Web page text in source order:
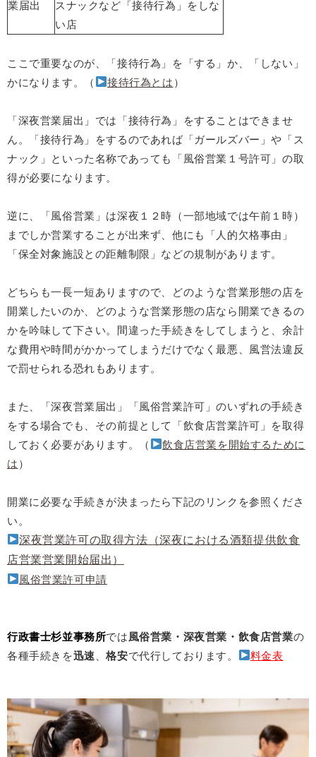
業届出
スナックなど「接待行為」をしな
い店
ここで重要なのが、「接待行為」を「する」か、「しない」
かになります。（
接待行為とは ）
「深夜営業届出」では「接待行為」をすることはできませ
ん。「接待行為」をするのであれば「ガールズバー」や「ス
ナック」といった名称であっても「風俗営業１号許可」の取
得が必要になります。
逆に、「風俗営業」は深夜１２時（一部地域では午前１時）
までしか営業することが出来ず、他にも「人的欠格事由」
「保全対象施設との距離制限」などの規制があります。
どちらも一長一短ありますので、どのような営業形態の店を
開業したいのか、どのような営業形態の店なら開業できるの
かを吟味して下さい。間違った手続きをしてしまうと、余計
な費用や時間がかかってしまうだけでなく最悪、風営法違反
で罰せられる恐れもあります。
また、「深夜営業届出」「風俗営業許可」のいずれの手続き
をする場合でも、その前提として「飲食店営業許可」を取得
しておく必要があります。（
飲食店営業を開始するために
は ）
開業に必要な手続きが決まったら下記のリンクを参照くださ
い。
深夜営業許可の取得方法（深夜における酒類提供飲食
店営業営業開始届出）
風俗営業許可申請
行政書士杉並事務所では風俗営業・深夜営業・飲食店営業の
各種手続きを迅速 、格安で代行しております。 料金表